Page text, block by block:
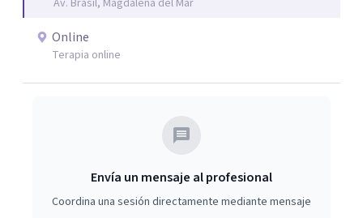
Av. Brasil, Magdalena del Mar
Online
Terapia online
Envía un mensaje al profesional
Coordina una sesión directamente mediante mensaje